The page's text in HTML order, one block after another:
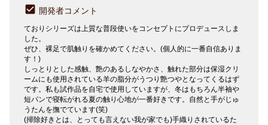
開発者コメント
ておりシリーズは上質な普段使いをコンセプトにプロデュースしま
した。
ぜひ、裸足で肌触りを確かめてください。(個人的に一番自信ありま
す！)
しっとりとした感触、艶のあるしなやかさ、触れた部分は保湿クリ
ームにも使用されている羊の脂分がうつり艶つやとなってくるはず
です。私も試作品を自宅で使用していますが、冬はもちろん半袖や
短パンで寝転がれる夏の触り心地が一番好きです。自然と手がじゅ
うたんを撫でています(笑)
(掃除好きとは、とっても言えない我が家でも)手織りされているた